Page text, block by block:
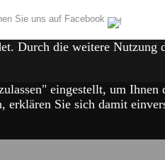
Sie uns auf Facebook
Durch die weitere Nutzung
eingestellt, um
Sie sich damit